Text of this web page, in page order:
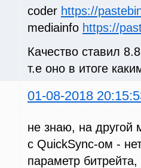
coder https://
mediainfo https://
Качество ставил
т.е оно в итоге
01-08-2018
не знаю, на другой
с QuickSync-ом -
параметр